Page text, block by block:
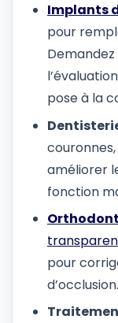
Implants
pour
pose à la
améliorer
fonction
pour
d’occlusion.